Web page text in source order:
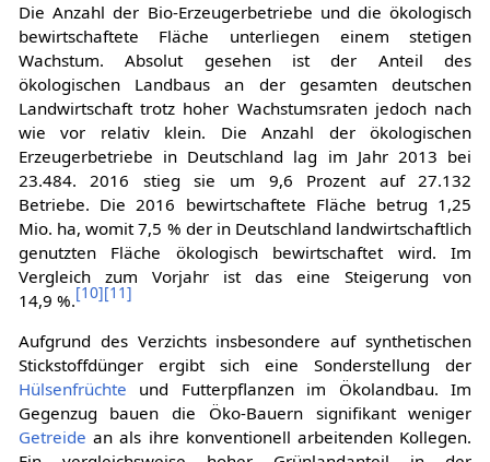
Die Anzahl der Bio-Erzeugerbetriebe und die ökologisch
bewirtschaftete Fläche unterliegen einem stetigen
Wachstum. Absolut gesehen ist der Anteil des
ökologischen Landbaus an der gesamten deutschen
Landwirtschaft trotz hoher Wachstumsraten jedoch nach
wie vor relativ klein. Die Anzahl der ökologischen
Erzeugerbetriebe in Deutschland lag im Jahr 2013 bei
23.484. 2016 stieg sie um 9,6 Prozent auf 27.132
Betriebe. Die 2016 bewirtschaftete Fläche betrug 1,25
Mio. ha, womit 7,5 % der in Deutschland landwirtschaftlich
genutzten Fläche ökologisch bewirtschaftet wird. Im
Vergleich zum Vorjahr ist das eine Steigerung von
14,9 %.[10][11]
Aufgrund des Verzichts insbesondere auf synthetischen
Stickstoffdünger ergibt sich eine Sonderstellung der
Hülsenfrüchte und Futterpflanzen im Ökolandbau. Im
Gegenzug bauen die Öko-Bauern signifikant weniger
Getreide an als ihre konventionell arbeitenden Kollegen.